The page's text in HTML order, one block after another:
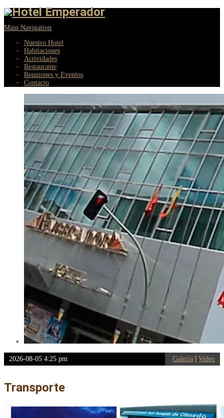
Main Navigation
Nuestro Hotel
Habitaciones
Actividades
Restaurante
Reuniones y Eventos
Contacto
2026-08-05 4:25 pm Galería Video
Transporte